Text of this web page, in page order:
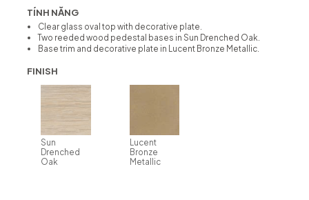
TÍNH NĂNG
Clear glass oval top with decorative plate.
Two reeded wood pedestal bases in Sun Drenched Oak.
Base trim and decorative plate in Lucent Bronze Metallic.
FINISH
Sun
Drenched
Oak
Lucent
Bronze
Metallic